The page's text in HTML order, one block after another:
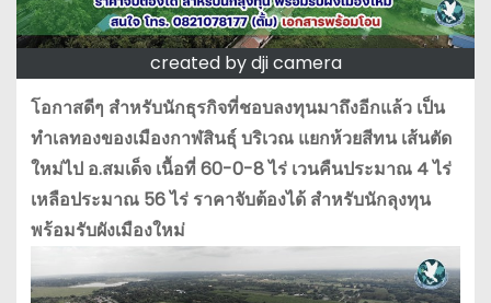
created by dji camera
โอกาสดีๆ สำหรับนักธุรกิจที่ชอบลงทุนมาถึงอีกแล้ว เป็น
ทำเลทองของเมืองกาฬสินธุ์ บริเวณ แยกห้วยสีทน เส้นตัด
ใหม่ไป อ.สมเด็จ เนื้อที่ 60-0-8 ไร่ เวนคืนประมาณ 4 ไร่
เหลือประมาณ 56 ไร่ ราคาจับต้องได้ สำหรับนักลุงทุน
พร้อมรับผังเมืองใหม่